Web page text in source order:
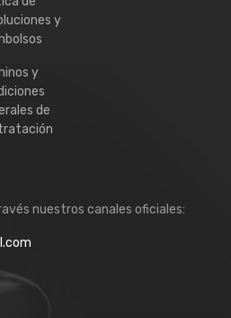
y
y
de
nuestros canales oficiales: